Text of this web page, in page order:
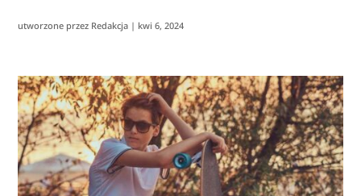
utworzone przez Redakcja | kwi 6, 2024